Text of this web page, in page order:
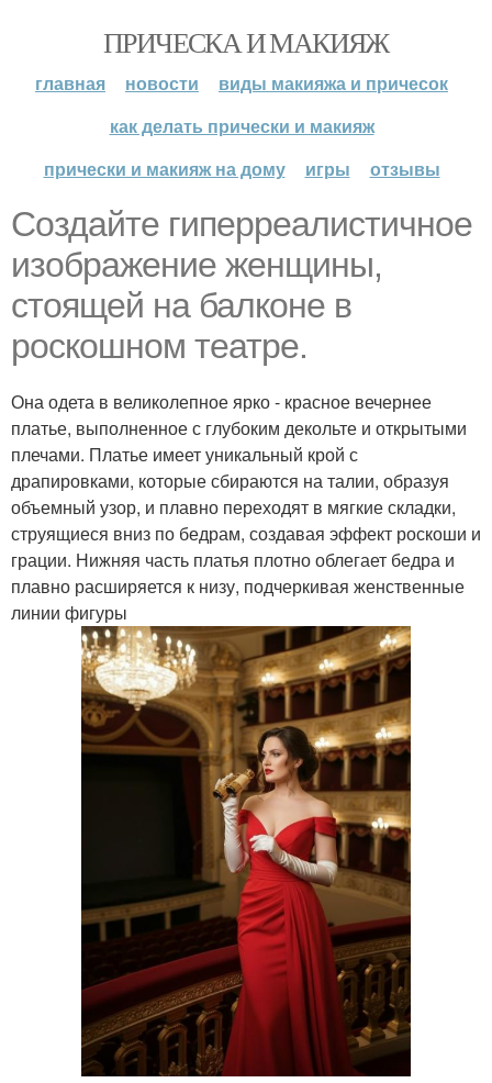
ПРИЧЕСКА И МАКИЯЖ
главная новости
виды макияжа и причесок
как делать прически и макияж
прически и макияж на дому
игры отзывы
Создайте гиперреалистичное
изображение женщины,
стоящей на балконе в
роскошном театре.
Она одета в великолепное ярко - красное вечернее
платье, выполненное с глубоким декольте и открытыми
плечами. Платье имеет уникальный крой с
драпировками, которые сбираются на талии, образуя
объемный узор, и плавно переходят в мягкие складки,
струящиеся вниз по бедрам, создавая эффект роскоши и
грации. Нижняя часть платья плотно облегает бедра и
плавно расширяется к низу, подчеркивая женственные
линии фигуры